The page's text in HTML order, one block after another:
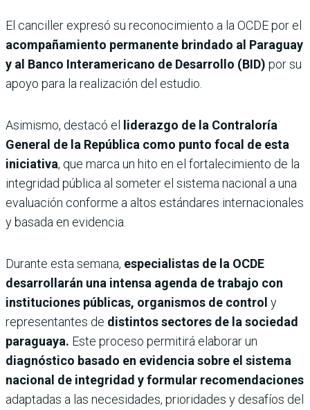
El canciller expresó su reconocimiento a la OCDE por el
acompañamiento permanente brindado al Paraguay
y al Banco Interamericano de Desarrollo (BID) por su
apoyo para la realización del estudio.
Asimismo, destacó el
liderazgo de la Contraloría
General de la República como punto focal de esta
iniciativa, que marca un hito en el fortalecimiento de la
integridad pública al someter el sistema nacional a una
evaluación conforme a altos estándares internacionales
y basada en evidencia.
Durante esta semana, especialistas de la OCDE
desarrollarán una intensa agenda de trabajo con
instituciones públicas, organismos de control y
representantes de distintos sectores de la sociedad
paraguaya. Este proceso permitirá elaborar un
diagnóstico basado en evidencia sobre el sistema
nacional de integridad y formular recomendaciones
adaptadas a las necesidades, prioridades y desafíos del